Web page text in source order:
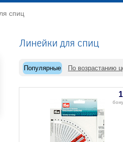
спиц
Линейки для спиц
Популярные По возрастанию